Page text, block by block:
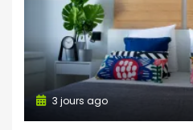
3 jours ago